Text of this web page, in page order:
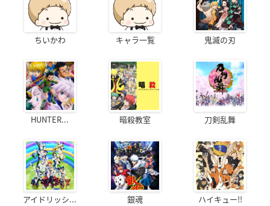
ちいかわ キャラ一覧 鬼滅の刃
HUNTER... 暗殺教室 刀剣乱舞
アイドリッシ... 銀魂 ハイキュー!!